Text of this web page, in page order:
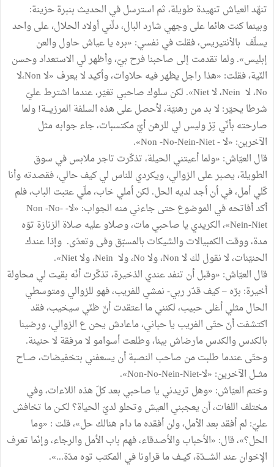
تنهّد العياش تنهيدة طويلة، ثم استرسل في الحديث بنبرة حزينة:
وبينما كنت هائما على وجهي شارد البال، دلّني أولاد الحلال، على واحد
يسلّف بالأنتيريس، فقلت في نفسي: «بره يا عياش حاول والعن
إبليس». ولما تقدمت إلى صاحبنا فرح بيّ، وأظهر لي الاستعداد وحسن
النّية، فقلت: «هذا راجل يظهر فيه حلاوات، وأكيد لا يعرف «لا Non،لا
No، لا Nein، لا Niet». لكن سلوك صاحبي تغيّر، عندما اشترط عليّ
شرطا يحيّر: لا بد من رهنيّة، لأحصل على هذه السلفة المرزيـــة! ولما
صارحته بأنّي تِرْ وليس لي للرهن أيّ مكتسبات، جاء جوابه مثل
الآخرين: «لا - Non -No-Nein-Niet».
قال العيّاش: «ولما أعيتني الحيلة، تذكّرت تاجر ملابس في سوق
الطويلة، يصبر على الزوالي، ويكردي للناس لي كيف حالي، فقصدته وأنا
كّلي أمل، في أن أجد لديه الحل. لكن أملي خاب، ملّي عتبت الباب، فلم
أكد أفاتحه في الموضوع حتى جاءني منه الجواب: «لا- Non -No-
Nein-Niet»، الكريدي يا صاحبي مات، وصلاو عليه صلاة الزنازة توّه
مدة، ووقت الكمبيالات والشيكات بالمسبّق وفى وتعدّى. وإذا عندك
الحنيّنات، لا نقول لك لا Non، ولا No، ولا Nein، ولا Niet».
قال العيّاش: «وقبل أن تنفد عندي الذخيرة، تذكّرت أنّه بقيت لي محاولة
أخيرة: برّه – كيف قدّر ربي- نمشي للفريب، فهو للزوالي ومتوسطي
الحال مثلي أغلى حبيب، لكنني ما اعتقدت أنّ ظنّي سيخيب، فقد
اكتشفت أنّ حتّى الفريب يا حباني، ماعادش يحن ع الزوالي، ورضينا
بالكدس والكدس مارضاش بينا، وطلعت أسوامو لا مرفقة لا حنينة.
وحتّى عندما طلبت من صاحب النصبة أن يسعفني بتخفيضات، صــاح
مثـــل الآخرين: «لا-Non-No-Nein-Niet».
وختم العيّاش: «وهل تريدني يا صاحبي بعد كلّ هذه اللاءات، وفي
مختلف اللغات، أن يعجبني العيش وتحلو لديّ الحياة؟ لكــن ما تخافش
عليّ: لم أفقد بعد الأمل، ولن أفقده ما دام هنالك حل»، قلت : «وما
الحل؟»، قال: «الأحباب والأصدقاء، فهم باب الأمل والرجاء، وإنّما تعرف
الإخوان عند الشـــدّة، كيــف ما قراونا في المكتب توه مدّة...».